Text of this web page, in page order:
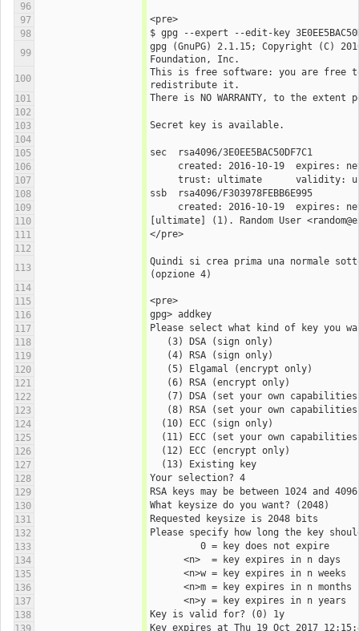
96
97
<pre>
98
$ gpg --expert --edit-key
99
gpg (GnuPG) 2.1.15; Copyright (C)
Foundation, Inc.
100
This is free software: you are free to
redistribute it.
101
There is NO WARRANTY, to the extent
102
103
Secret key is available.
104
105
sec  rsa4096/3E0EE5BAC50DF7C1
106
107
trust: ultimate      validity:
108
ssb  rsa4096/F303978FEBB6E995
109
110
[ultimate] (1). Random User
111
</pre>
112
113
Quindi si crea prima una normale
(opzione 4)
114
115
<pre>
116
gpg> addkey
117
Please select what kind of key you
118
   (3) DSA (sign only)
119
   (4) RSA (sign only)
120
   (5) Elgamal (encrypt only)
121
   (6) RSA (encrypt only)
122
(7) DSA (set your own
123
(8) RSA (set your own
124
  (10) ECC (sign only)
125
(11) ECC (set your own
126
  (12) ECC (encrypt only)
127
  (13) Existing key
128
Your selection? 4
129
RSA keys may be between 1024 and
130
What keysize do you want? (2048)
131
Requested keysize is 2048 bits
132
Please specify how long the key
133
         0 = key does not expire
134
      <n>  = key expires in n days
135
      <n>w = key expires in n weeks
136
      <n>m = key expires in n months
137
      <n>y = key expires in n years
138
Key is valid for? (0) 1y
Key expires at Thu 19 Oct 2017